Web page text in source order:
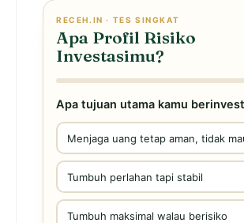
RECEH.IN · TES SINGKAT
Apa Profil Risiko
Investasimu?
Apa tujuan utama kamu
Menjaga uang tetap aman, tidak
Tumbuh perlahan tapi stabil
Tumbuh maksimal walau berisiko